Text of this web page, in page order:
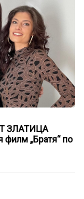
ЗЛАТИЦА
филм „Братя“ по